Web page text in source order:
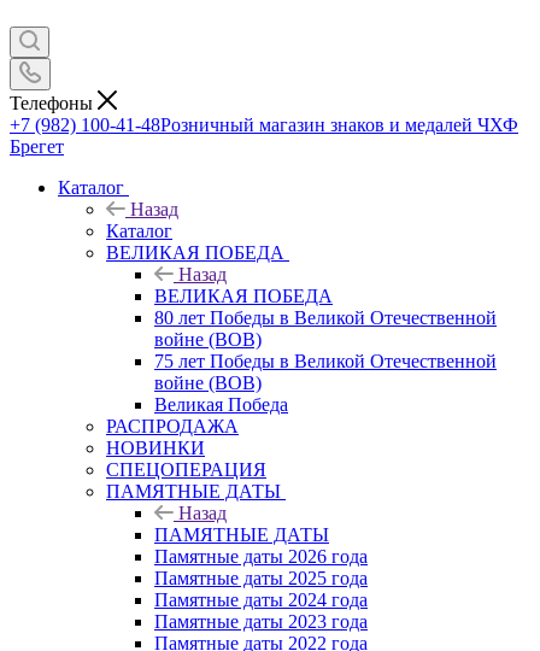
Телефоны
+7 (982) 100-41-48Розничный магазин знаков и медалей ЧХФ
Брегет
Каталог
Назад
Каталог
ВЕЛИКАЯ ПОБЕДА
Назад
ВЕЛИКАЯ ПОБЕДА
80 лет Победы в Великой Отечественной
войне (ВОВ)
75 лет Победы в Великой Отечественной
войне (ВОВ)
Великая Победа
РАСПРОДАЖА
НОВИНКИ
СПЕЦОПЕРАЦИЯ
ПАМЯТНЫЕ ДАТЫ
Назад
ПАМЯТНЫЕ ДАТЫ
Памятные даты 2026 года
Памятные даты 2025 года
Памятные даты 2024 года
Памятные даты 2023 года
Памятные даты 2022 года